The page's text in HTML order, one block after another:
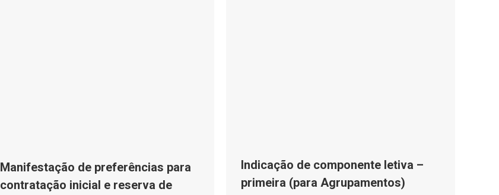
Indicação de componente letiva –
primeira (para Agrupamentos)
Manifestação de preferências para
contratação inicial e reserva de